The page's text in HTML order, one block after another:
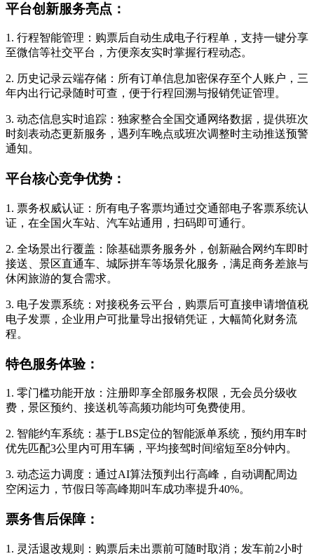
平台创新服务亮点：
1. 行程智能管理：购票后自动生成电子行程单，支持一键分享
至微信等社交平台，方便亲友实时掌握行程动态。
2. 历史记录云端存储：所有订单信息加密保存至个人账户，三
年内出行记录随时可查，便于行程回溯与报销凭证管理。
3. 动态信息实时追踪：独家整合全国交通网络数据，提供班次
时刻表动态更新服务，遇列车晚点或班次调整时主动推送预警
通知。
平台核心竞争优势：
1. 票务权威认证：所有电子客票均通过交通部电子客票系统认
证，在全国火车站、汽车站通用，扫码即可通行。
2. 全场景出行覆盖：除基础票务服务外，创新融合网约车即时
接送、景区直通车、城际拼车等场景化服务，满足商务差旅与
休闲旅游的复合需求。
3. 电子发票系统：对接税务云平台，购票后可直接申请增值税
电子发票，企业用户可批量导出报销凭证，大幅简化财务流
程。
特色服务体验：
1. 零门槛功能开放：注册即享全部服务权限，无会员分级收
费，景区预约、接送机等高频功能均可免费使用。
2. 智能约车系统：基于LBS定位的智能派单系统，预约用车时
优先匹配3公里内可用车辆，平均接驾时间缩短至8分钟内。
3. 动态运力调度：通过AI算法预判出行高峰，自动调配周边
空闲运力，节假日等高峰期叫车成功率提升40%。
票务售后保障：
1. 灵活退改规则：购票后未出票前可随时取消；发车前2小时